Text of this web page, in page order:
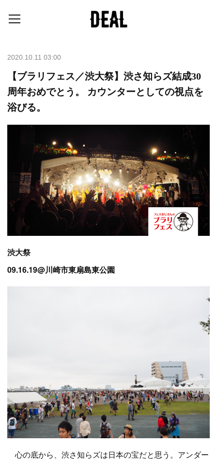
2020.10.11 03:00
【ブラリフェス／渋大祭】渋さ知らズ結成30
周年おめでとう。 カウンターとしての視点を
浴びる。
渋大祭
09.16.19@川崎市東扇島東公園
心の底から、渋さ知らズは日本の宝だと思う。アンダー